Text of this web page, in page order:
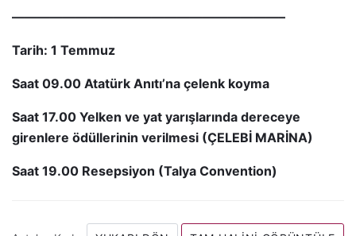
—————————————————————–
Tarih: 1 Temmuz
Saat 09.00 Atatürk Anıtı’na çelenk koyma
Saat 17.00 Yelken ve yat yarışlarında dereceye
girenlere ödüllerinin verilmesi (ÇELEBİ MARİNA)
Saat 19.00 Resepsiyon (Talya Convention)